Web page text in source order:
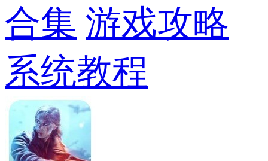
合集 游戏攻略
系统教程